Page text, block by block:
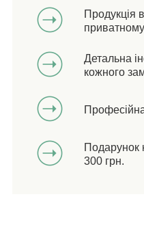
Продукція
Детальна
кожного
Подарунок
300 грн.